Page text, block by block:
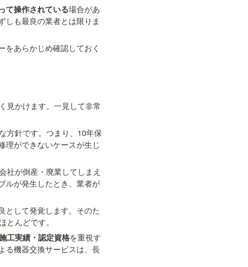
て操作されている場合があ
しも最良の業者とは限りま
あらかじめ確認しておく
見かけます。一見して非常
方針です。つまり、10年保
理ができないケースが生じ
社が倒産・廃業してしまえ
ルが発生したとき、業者が
として発覚します。そのた
んどです。
工実績・認定資格を重視す
る機器交換サービスは、長